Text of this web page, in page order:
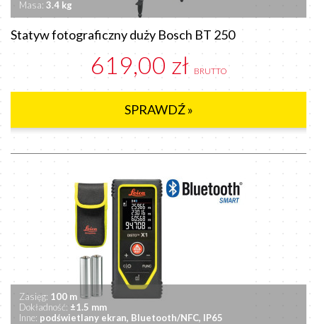
Masa: 3.4 kg
Statyw fotograficzny duży Bosch BT 250
619,00 zł BRUTTO
SPRAWDŹ »
Zasięg: 100 m
Dokładność: ±1.5 mm
Inne: podświetlany ekran, Bluetooth/NFC, IP65